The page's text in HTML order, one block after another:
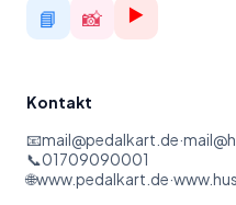
📘 📸 ▶️
Kontakt
📧mail@pedalkart.de·
📞01709090001
🌐www.pedalkart.de·